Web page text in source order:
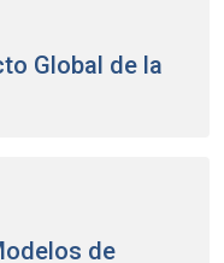
Global de la
de